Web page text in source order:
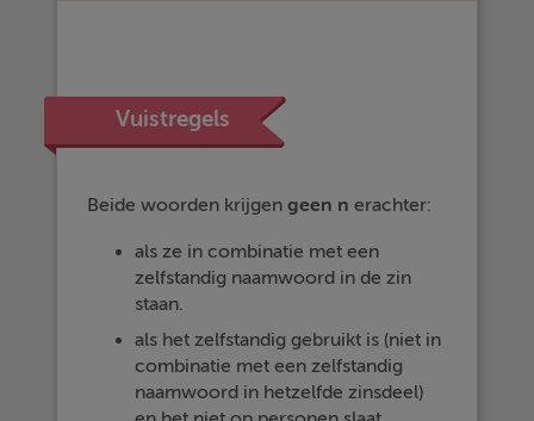
Vuistregels
Beide woorden krijgengeen n erachter:
als ze in combinatie met een
zelfstandig naamwoord in de zin
staan.
als het zelfstandig gebruikt is (niet in
combinatie met een zelfstandig
naamwoord in hetzelfde zinsdeel)